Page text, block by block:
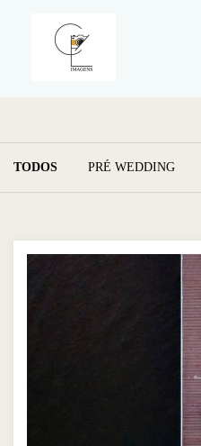
TODOS PRÉ WEDDING